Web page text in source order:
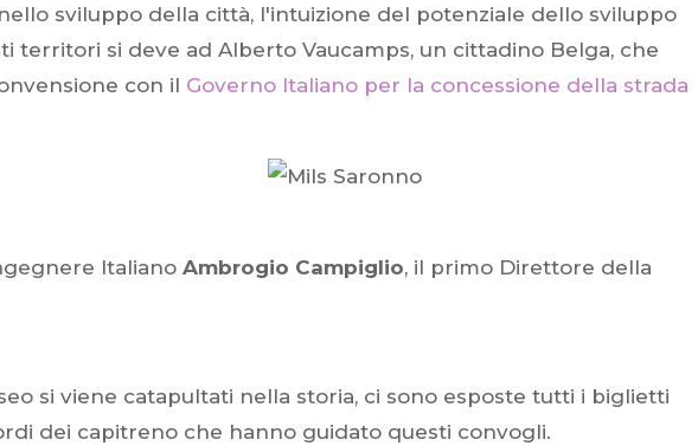
sviluppo della città, l'intuizione del potenziale dello sviluppo
territori si deve ad Alberto Vaucamps, un cittadino Belga, che
con il Governo Italiano per la concessione della strada
Italiano Ambrogio Campiglio, il primo Direttore della
si viene catapultati nella storia, ci sono esposte tutti i biglietti
dei capitreno che hanno guidato questi convogli.